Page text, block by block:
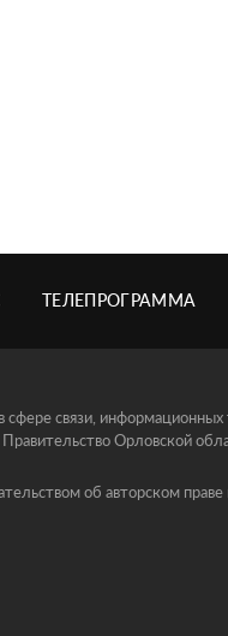
ТЕЛЕПРОГРАММА
связи,
Орловской
об авторском